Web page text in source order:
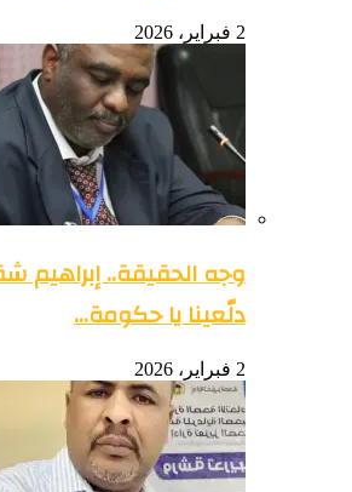
2 فبراير، 2026
وجه الحقيقة.. إبراهيم
دلّعينا يا حكومة…
2 فبراير، 2026